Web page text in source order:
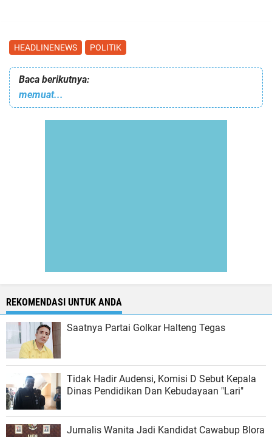
HEADLINENEWS POLITIK
Baca berikutnya:
memuat...
REKOMENDASI UNTUK ANDA
Saatnya Partai Golkar Halteng Tegas
Tidak Hadir Audensi, Komisi D Sebut Kepala
Dinas Pendidikan Dan Kebudayaan "Lari"
Jurnalis Wanita Jadi Kandidat Cawabup Blora